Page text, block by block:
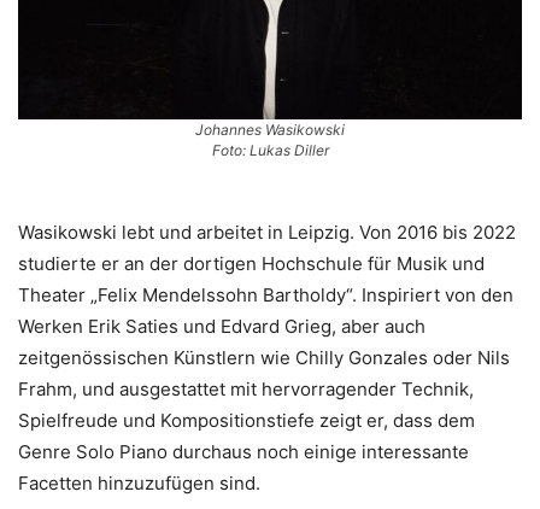
Johannes Wasikowski
Foto: Lukas Diller
Wasikowski lebt und arbeitet in Leipzig. Von 2016 bis 2022
studierte er an der dortigen Hochschule für Musik und
Theater „Felix Mendelssohn Bartholdy“. Inspiriert von den
Werken Erik Saties und Edvard Grieg, aber auch
zeitgenössischen Künstlern wie Chilly Gonzales oder Nils
Frahm, und ausgestattet mit hervorragender Technik,
Spielfreude und Kompositionstiefe zeigt er, dass dem
Genre Solo Piano durchaus noch einige interessante
Facetten hinzuzufügen sind.